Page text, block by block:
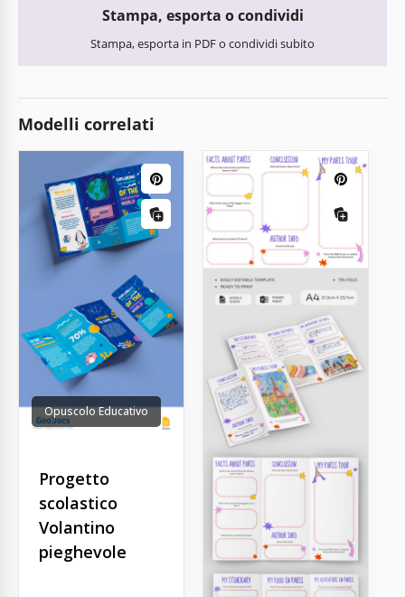
Stampa, esporta o condividi
Stampa, esporta in PDF o condividi subito
Modelli correlati
Opuscolo Educativo
Progetto
scolastico
Volantino
pieghevole